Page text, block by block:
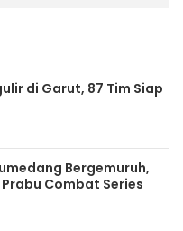
di Garut, 87 Tim Siap
Bergemuruh,
Combat Series